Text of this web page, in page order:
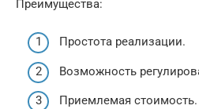
Преимущества:
Простота реализации.
Возможность
Приемлемая стоимость.